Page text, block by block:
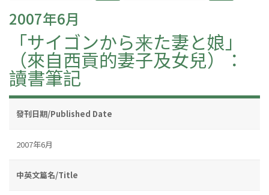
2007年6月
「サイゴンから来た妻と娘」
（來自西貢的妻子及女兒）：
讀書筆記
發刊日期/Published Date
2007年6月
中英文篇名/Title